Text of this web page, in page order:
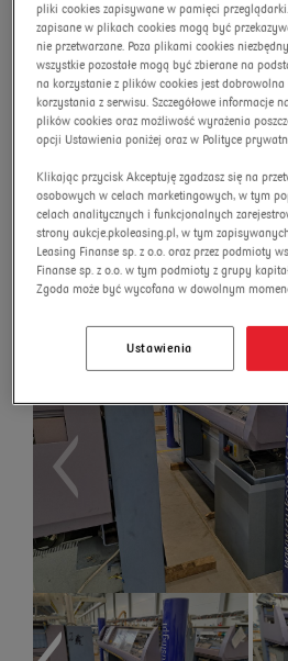
Maszyna
STOLL CMS 320
Numer aukcji: 12684/AU/2025
Nowa cena
pliki cookies zapisywane w pamięci
zapisane w plikach cookies mogą być
nie przetwarzane. Poza plikami cookies
wszystkie pozostałe mogą być zbierane na
na korzystanie z plików cookies jest
korzystania z serwisu. Szczegółowe informacje
plików cookies oraz możliwość wyrażenia
opcji Ustawienia poniżej oraz w Polityce
Klikając przycisk Akceptuję zgadzasz się na
osobowych w celach marketingowych, w tym
celach analitycznych i funkcjonalnych
strony aukcje.pkoleasing.pl, w tym
Leasing Finanse sp. z o.o. oraz przez podmioty
Finanse sp. z o.o. w tym podmioty z grupy
Zgoda może być wycofana w dowolnym
Ustawienia